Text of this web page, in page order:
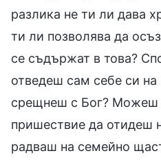
разлика не ти ли дава
ти ли позволява да
се съдържат в това?
отведеш сам себе си на
срещнеш с Бог? Можеш
пришествие да отидеш
радваш на семейно